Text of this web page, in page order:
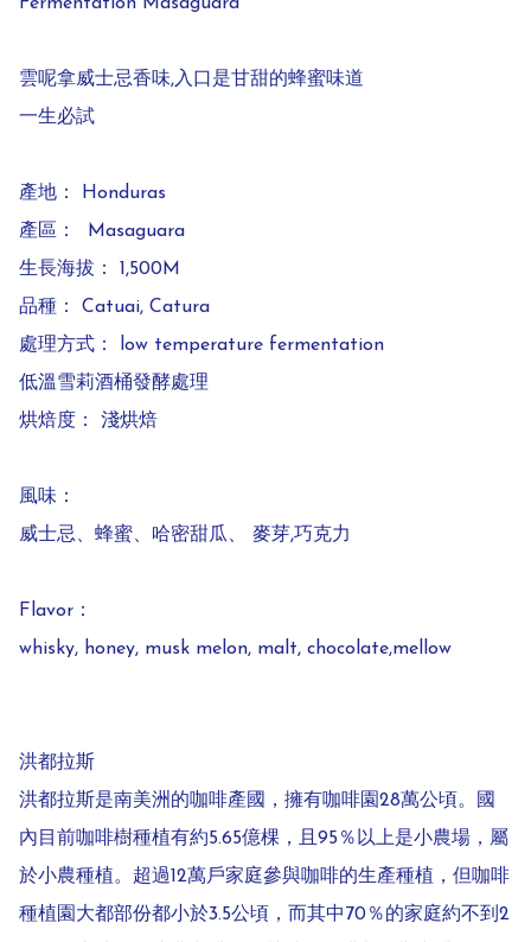
雲呢拿威士忌香味,入口是甘甜的蜂蜜味道
一生必試
產地： Honduras
產區：  Masaguara
生長海拔： 1,500M
品種： Catuai, Catura
處理方式： low temperature fermentation
低溫雪莉酒桶發酵處理
烘焙度： 淺烘焙
風味：
威士忌、蜂蜜、哈密甜瓜、 麥芽,巧克力
Flavor：
whisky, honey, musk melon, malt, chocolate,mellow
洪都拉斯
洪都拉斯是南美洲的咖啡產國，擁有咖啡園28萬公頃。國
內目前咖啡樹種植有約5.65億棵，且95％以上是小農場，屬
於小農種植。超過12萬戶家庭參與咖啡的生產種植，但咖啡
種植園大都部份都小於3.5公頃，而其中70％的家庭約不到2